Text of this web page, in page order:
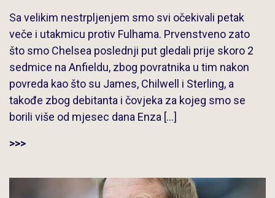
Sa velikim nestrpljenjem smo svi očekivali petak
veče i utakmicu protiv Fulhama. Prvenstveno zato
što smo Chelsea poslednji put gledali prije skoro 2
sedmice na Anfieldu, zbog povratnika u tim nakon
povreda kao što su James, Chilwell i Sterling, a
takođe zbog debitanta i čovjeka za kojeg smo se
borili više od mjesec dana Enza […]
>>>